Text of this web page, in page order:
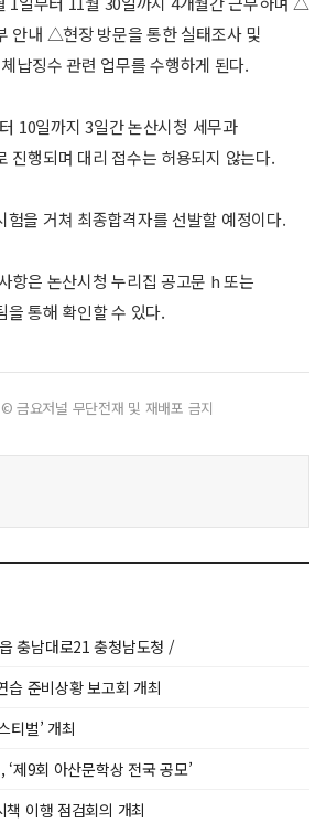
안내 △현장 방문을 통한 실태조사 및
납징수 관련 업무를 수행하게 된다.
10일까지 3일간 논산시청 세무과
진행되며 대리 접수는 허용되지 않는다.
험을 거쳐 최종합격자를 선발할 예정이다.
항은 논산시청 누리집 공고문 h 또는
을 통해 확인할 수 있다.
금요저널 무단전재 및 재배포 금지
충남대로21 충청남도청 /
준비상황 보고회 개최
티벌’ 개최
제9회 아산문학상 전국 공모’
책 이행 점검회의 개최